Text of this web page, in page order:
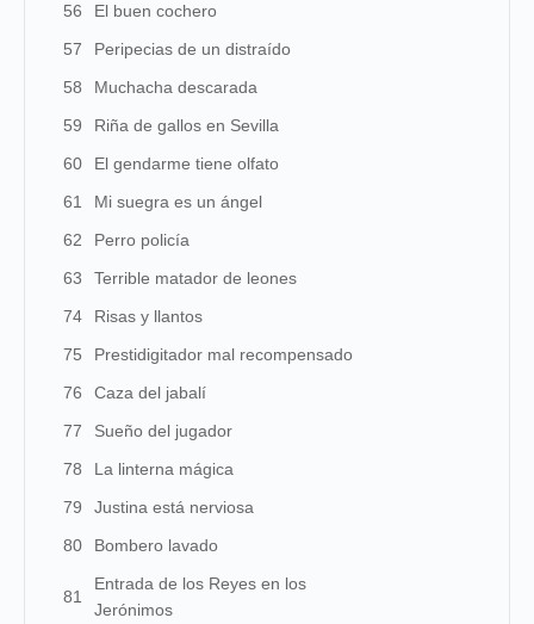
56
El buen cochero
57
Peripecias de un distraído
58
Muchacha descarada
59
Riña de gallos en Sevilla
60
El gendarme tiene olfato
61
Mi suegra es un ángel
62
Perro policía
63
Terrible matador de leones
74
Risas y llantos
75
Prestidigitador mal recompensado
76
Caza del jabalí
77
Sueño del jugador
78
La linterna mágica
79
Justina está nerviosa
80
Bombero lavado
81
Entrada de los Reyes en los
Jerónimos